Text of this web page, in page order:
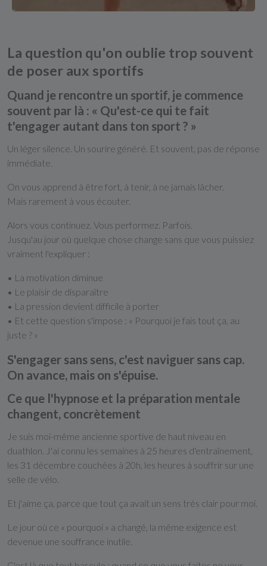
La question qu'on oublie trop souvent
de poser aux sportifs
Quand je rencontre un sportif, je commence
souvent par là : « Qu'est-ce qui te fait
t'engager autant dans ton sport ? »
Un léger silence. Un sourire généré. Et souvent, pas de réponse
immédiate.
On vous apprend à être fort, à tenir, à ne jamais lâcher.
Mais rarement à vous écouter.
Alors vous continuez. Vous performez. Parfois.
Jusqu'au jour où quelque chose change sans que vous puissiez
vraiment l'expliquer :
• La motivation diminue
• Le plaisir de disparaître
• La pression devient difficile à porter
• Et cette question s'impose : « Pourquoi je fais tout ça, au
juste ? »
S'engager sans sens, c'est naviguer sans cap.
On avance, mais on s'épuise.
Ce que l'hypnose et la préparation mentale
changent, concrètement
Je suis moi-même ancienne sportive de haut niveau en
duathlon. J'ai connu les semaines à 25 heures d'entraînement,
les 31 décembre couchées à 20h, les heures à souffrir sur une
selle de vélo.
Et j'aime ça, parce que tout ça avait un sens très clair pour moi.
Le jour où ce « pourquoi » a changé, la même exigence est
devenue une souffrance inutile.